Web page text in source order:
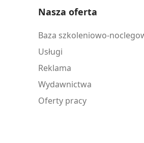
Nasza oferta
Baza szkoleniowo-
Usługi
Reklama
Wydawnictwa
Oferty pracy